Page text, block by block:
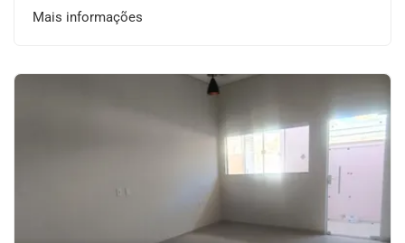
Mais informações